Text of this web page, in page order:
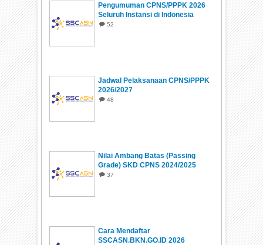
Pengumuman CPNS/PPPK 2026
Seluruh Instansi di Indonesia
52
Jadwal Pelaksanaan CPNS/PPPK
2026/2027
48
Nilai Ambang Batas (Passing
Grade) SKD CPNS 2024/2025
37
Cara Mendaftar
SSCASN.BKN.GO.ID 2026